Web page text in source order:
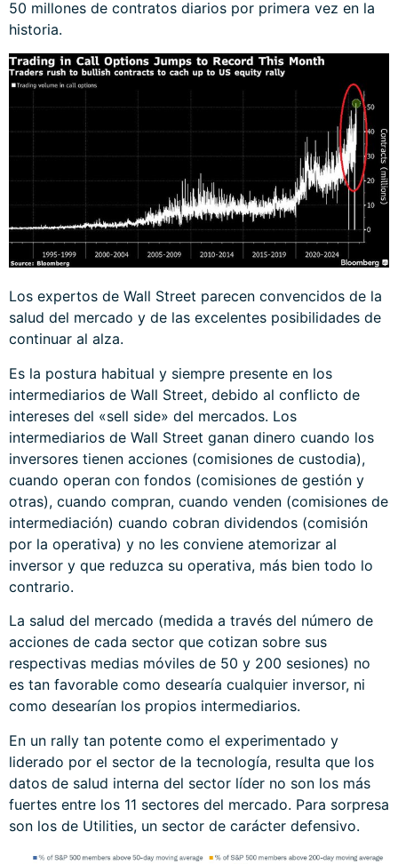
50 millones de contratos diarios por primera vez en la
historia.
Los expertos de Wall Street parecen convencidos de la
salud del mercado y de las excelentes posibilidades de
continuar al alza.
Es la postura habitual y siempre presente en los
intermediarios de Wall Street, debido al conflicto de
intereses del «sell side» del mercados. Los
intermediarios de Wall Street ganan dinero cuando los
inversores tienen acciones (comisiones de custodia),
cuando operan con fondos (comisiones de gestión y
otras), cuando compran, cuando venden (comisiones de
intermediación) cuando cobran dividendos (comisión
por la operativa) y no les conviene atemorizar al
inversor y que reduzca su operativa, más bien todo lo
contrario.
La salud del mercado (medida a través del número de
acciones de cada sector que cotizan sobre sus
respectivas medias móviles de 50 y 200 sesiones) no
es tan favorable como desearía cualquier inversor, ni
como desearían los propios intermediarios.
En un rally tan potente como el experimentado y
liderado por el sector de la tecnología, resulta que los
datos de salud interna del sector líder no son los más
fuertes entre los 11 sectores del mercado. Para sorpresa
son los de Utilities, un sector de carácter defensivo.